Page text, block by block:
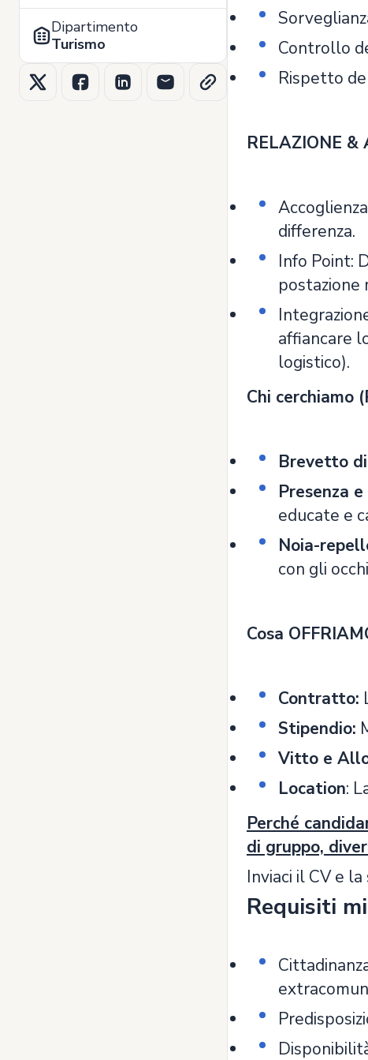
Dipartimento
Turismo
Controllo
Rispetto
RELAZIONE
differenza.
Info Point:
postazione
affiancare
logistico).
Chi cerchiamo
Brevetto
Presenza
educate e
Noia-
con gli
Cosa
Contratto:
Stipendio:
Vitto e
Location:
Perché
di gruppo,
Inviaci il CV e
Requisiti